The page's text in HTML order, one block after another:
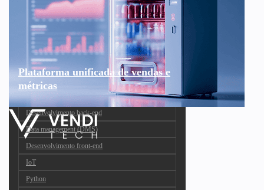
Plataforma unificada de vendas e
métricas
Desenvolvimento back-end
Data management (DMS)
Desenvolvimento front-end
IoT
Python